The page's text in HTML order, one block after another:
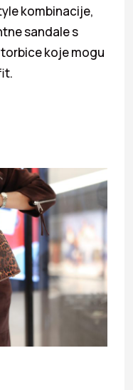
kombinacije,
sandale s
koje mogu